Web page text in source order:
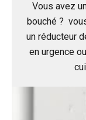
Vous avez
bouché ?
un réducteur
en urgence